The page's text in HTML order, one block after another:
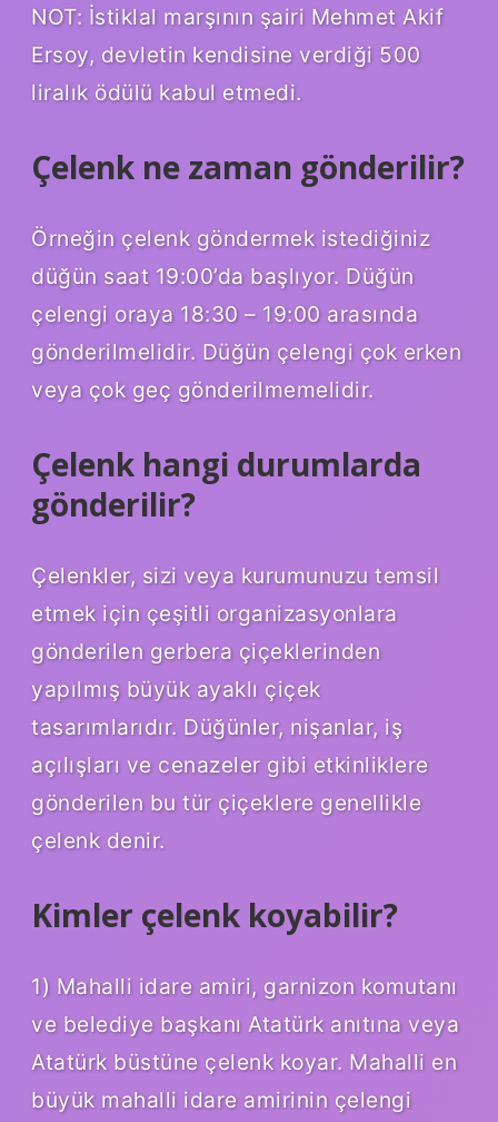
NOT: İstiklal marşının şairi Mehmet Akif
Ersoy, devletin kendisine verdiği 500
liralık ödülü kabul etmedi.
Çelenk ne zaman gönderilir?
Örneğin çelenk göndermek istediğiniz
düğün saat 19:00’da başlıyor. Düğün
çelengi oraya 18:30 – 19:00 arasında
gönderilmelidir. Düğün çelengi çok erken
veya çok geç gönderilmemelidir.
Çelenk hangi durumlarda
gönderilir?
Çelenkler, sizi veya kurumunuzu temsil
etmek için çeşitli organizasyonlara
gönderilen gerbera çiçeklerinden
yapılmış büyük ayaklı çiçek
tasarımlarıdır. Düğünler, nişanlar, iş
açılışları ve cenazeler gibi etkinliklere
gönderilen bu tür çiçeklere genellikle
çelenk denir.
Kimler çelenk koyabilir?
1) Mahalli idare amiri, garnizon komutanı
ve belediye başkanı Atatürk anıtına veya
Atatürk büstüne çelenk koyar. Mahalli en
büyük mahalli idare amirinin çelengi